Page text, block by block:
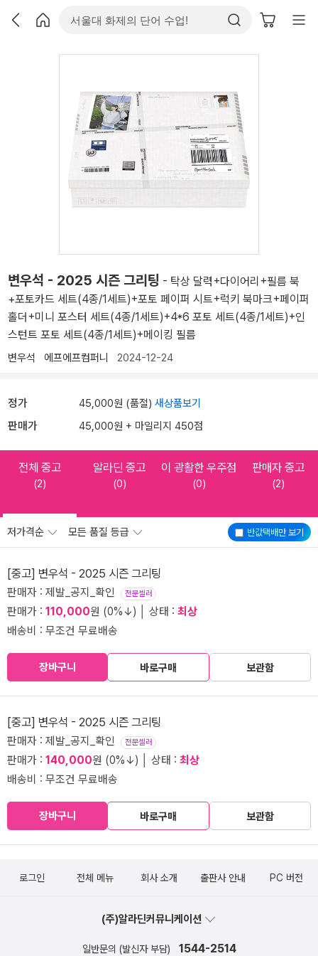
변우석 - 2025 시즌 그리팅 - 탁상 달력+다이어리+필름 북
+포토카드 세트(4종/1세트)+포토 페이퍼 시트+럭키 북마크+페이퍼
홀더+미니 포스터 세트(4종/1세트)+4*6 포토 세트(4종/1세트)+인
스턴트 포토 세트(4종/1세트)+메이킹 필름
변우석 에프에프컴퍼니 2024-12-24
정가 45,000원 (품절) 새상품보기
판매가 45,000원 + 마일리지 450점
전체 중고
(2)
알라딘 중고
(0)
이 광활한 우주점
(0)
판매자 중고
(2)
반값택배만 보기
저가격순 모든 품질 등급
[중고] 변우석 - 2025 시즌 그리팅
판매자 : 제발_공지_확인 전문셀러
판매가 : 110,000원 (0%↓) │ 상태 : 최상
배송비 : 무조건 무료배송
장바구니 바로구매 보관함
[중고] 변우석 - 2025 시즌 그리팅
판매자 : 제발_공지_확인 전문셀러
판매가 : 140,000원 (0%↓) │ 상태 : 최상
배송비 : 무조건 무료배송
장바구니 바로구매 보관함
로그인 전체 메뉴 회사 소개 출판사 안내 PC 버전
(주)알라딘커뮤니케이션
일반문의 (발신자 부담) 1544-2514